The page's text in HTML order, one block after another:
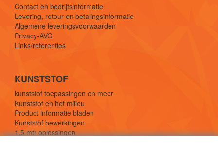
Contact en bedrijfsinformatie
Levering, retour en betalingsinformatie
Algemene leveringsvoorwaarden
Privacy-AVG
Links/referenties
KUNSTSTOF
kunststof toepassingen en meer
Kunststof en het milieu
Product informatie bladen
Kunststof bewerkingen
1,5 mtr oplossingen